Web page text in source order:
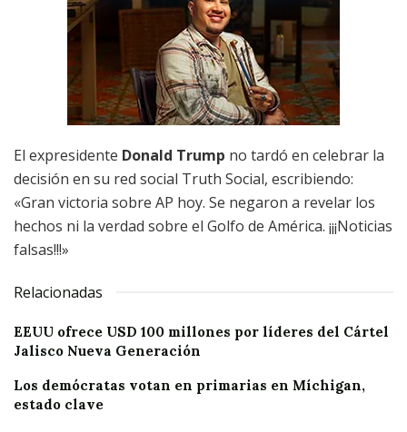
El expresidente Donald Trump no tardó en celebrar la
decisión en su red social Truth Social, escribiendo:
«Gran victoria sobre AP hoy. Se negaron a revelar los
hechos ni la verdad sobre el Golfo de América. ¡¡¡Noticias
falsas!!!»
Relacionadas
EEUU ofrece USD 100 millones por líderes del Cártel
Jalisco Nueva Generación
Los demócratas votan en primarias en Míchigan,
estado clave